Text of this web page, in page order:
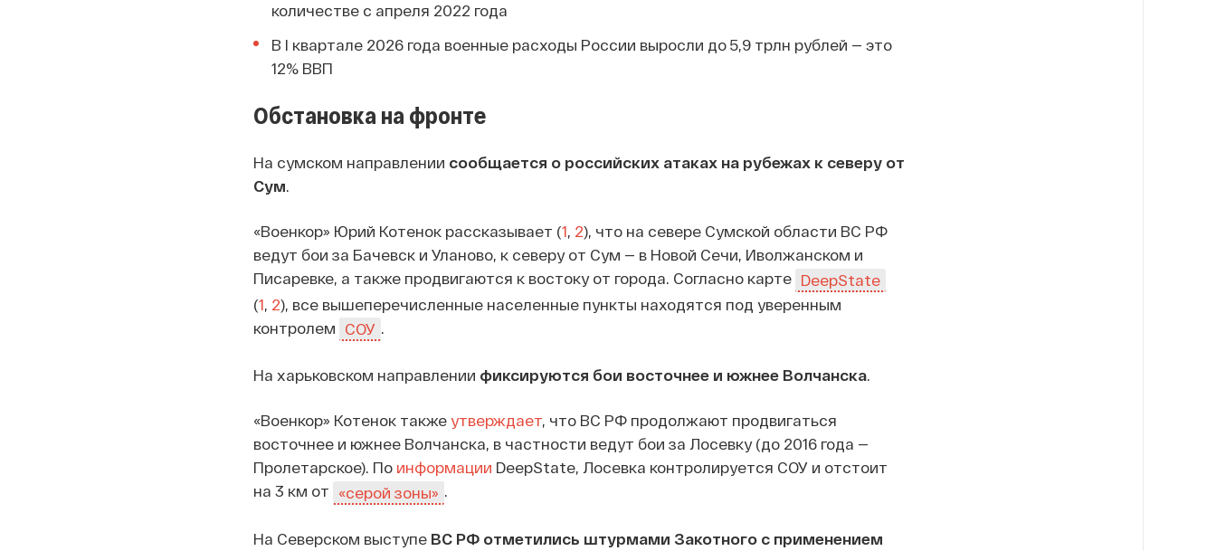
количестве с апреля 2022 года
В I квартале 2026 года военные расходы России выросли до 5,9 трлн рублей — это
12% ВВП
Обстановка на фронте
На сумском направлении сообщается о российских атаках на рубежах к северу от
Сум.
«Военкор» Юрий Котенок рассказывает (1, 2), что на севере Сумской области ВС РФ
ведут бои за Бачевск и Уланово, к северу от Сум — в Новой Сечи, Иволжанском и
Писаревке, а также продвигаются к востоку от города. Согласно карте DeepState
(1 2), все вышеперечисленные населенные пункты находятся под уверенным
контролем СОУ
На харьковском направлении фиксируются бои восточнее и южнее Волчанска.
«Военкор» Котенок также утверждает, что ВС РФ продолжают продвигаться
восточнее и южнее Волчанска, в частности ведут бои за Лосевку (до 2016 года —
Пролетарское). По информации DeepState, Лосевка контролируется СОУ и отстоит
на 3 км от «серой зоны» .
На Северском выступе ВС РФ отметились штурмами Закотного с применением